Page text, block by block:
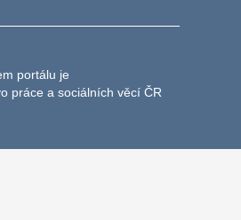
portálu je
práce a sociálních věcí ČR